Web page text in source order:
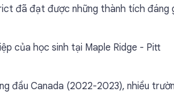
đã đạt được những thành tích đáng
của học sinh tại Maple Ridge - Pitt
đầu Canada (2022-2023), nhiều